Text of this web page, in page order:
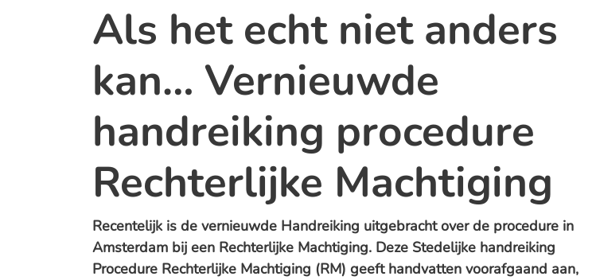
Als het echt niet anders
kan… Vernieuwde
handreiking procedure
Rechterlijke Machtiging
Recentelijk is de vernieuwde Handreiking uitgebracht over de procedure in
Amsterdam bij een Rechterlijke Machtiging. Deze Stedelijke handreiking
Procedure Rechterlijke Machtiging (RM) geeft handvatten voorafgaand aan,